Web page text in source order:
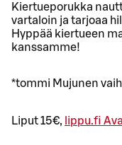
Kiertueporukka
vartaloin ja tarjoaa
Hyppää kiertueen
kanssamme!
*tommi Mujunen
Liput 15€, lippu.fi